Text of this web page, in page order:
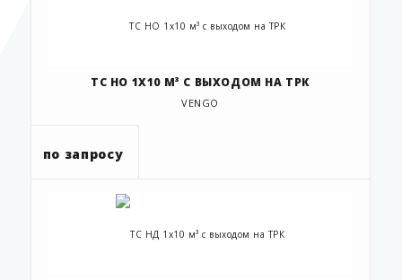
ТС НО 1Х10 М³ С ВЫХОДОМ НА ТРК
VENGO
по запросу